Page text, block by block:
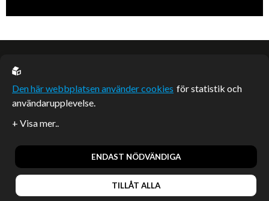
EU casino
Artiklar publicerade på webbplatsen som inte är märkta
redaktionellt är betalda samarbeten.
© 2026, Enterprise Magazine
Den här webbplatsen använder cookies för statistik och
användarupplevelse.
ENDAST NÖDVÄNDIGA
TILLÅT ALLA